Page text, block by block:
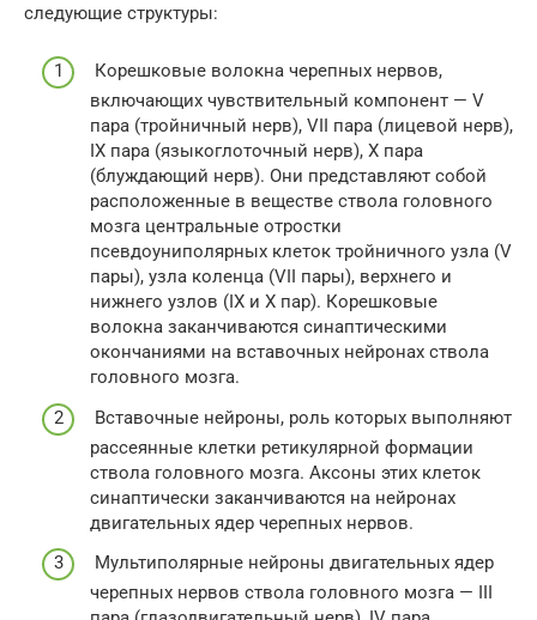
следующие структуры:
Корешковые волокна черепных нервов,
включающих чувствительный компонент — V
пара (тройничный нерв), VII пара (лицевой нерв),
IX пара (языкоглоточный нерв), X пара
(блуждающий нерв). Они представляют собой
расположенные в веществе ствола головного
мозга центральные отростки
псевдоуниполярных клеток тройничного узла (V
пары), узла коленца (VII пары), верхнего и
нижнего узлов (IX и X пар). Корешковые
волокна заканчиваются синаптическими
окончаниями на вставочных нейронах ствола
головного мозга.
Вставочные нейроны, роль которых выполняют
рассеянные клетки ретикулярной формации
ствола головного мозга. Аксоны этих клеток
синаптически заканчиваются на нейронах
двигательных ядер черепных нервов.
Мультиполярные нейроны двигательных ядер
черепных нервов ствола головного мозга — III